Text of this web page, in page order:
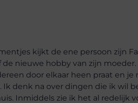
kijkt de ene persoon zijn
nieuwe hobby van zijn
door elkaar heen praat en
denk na over dingen die ik wil
Inmiddels zie ik het al redelijk